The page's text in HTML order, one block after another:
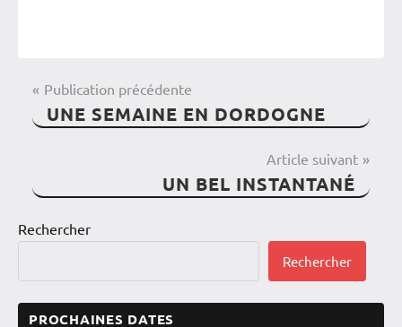
Adultes
L'assoc'
ateliers
NAVIGATION
DE
Publication précédente
UNE SEMAINE EN DORDOGNE
Article suivant
UN BEL INSTANTANÉ
Rechercher
Rechercher
PROCHAINES DATES